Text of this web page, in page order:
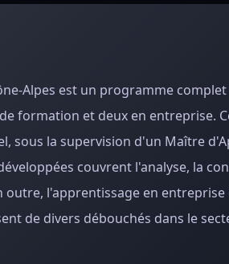
Alpes est un programme
formation et deux en entreprise.
sous la supervision d'un Maître
couvrent l'analyse, la
l'apprentissage en
de divers débouchés dans le